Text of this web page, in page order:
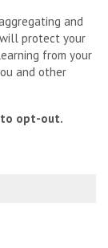
and
protect your
from your
and other
to opt-out.